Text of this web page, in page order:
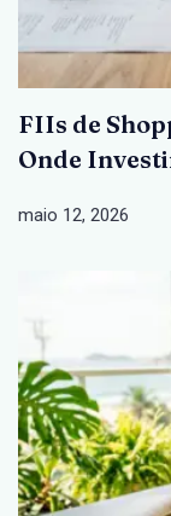
FIIs de
Onde
maio 12, 2026